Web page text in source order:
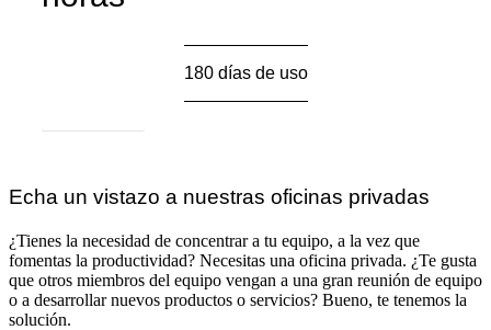
180 días de uso
Echa un vistazo a nuestras oficinas privadas
¿Tienes la necesidad de concentrar a tu equipo, a la vez que
fomentas la productividad? Necesitas una oficina privada. ¿Te gusta
que otros miembros del equipo vengan a una gran reunión de equipo
o a desarrollar nuevos productos o servicios? Bueno, te tenemos la
solución.